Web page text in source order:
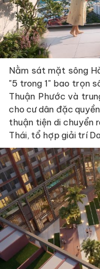
Nằm sát mặt sông
"5 trong 1" bao trọn
Thuận Phước và
cho cư dân đặc
thuận tiện di chuyển
Thái, tổ hợp giải trí